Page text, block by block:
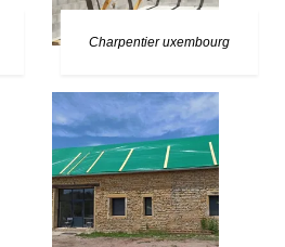
Charpentier uxembourg